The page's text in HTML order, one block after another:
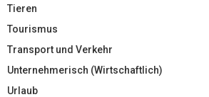
Tieren
Tourismus
Transport und Verkehr
Unternehmerisch (Wirtschaftlich)
Urlaub